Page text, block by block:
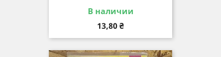
В наличии
Цена
13,80 ₴